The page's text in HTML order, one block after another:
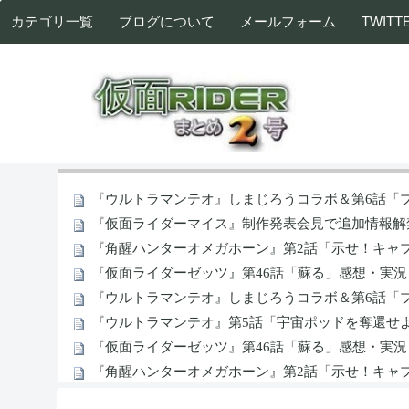
カテゴリ一覧 ブログについて メールフォーム